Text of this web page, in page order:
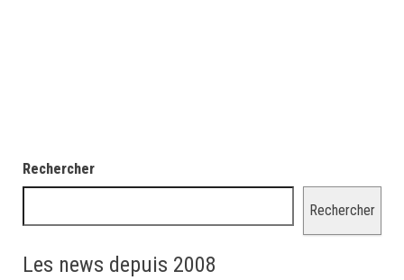
Rechercher
Rechercher
Les news depuis 2008